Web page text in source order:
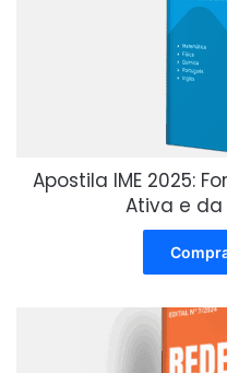
Apostila IME 2025:
Ativa e da